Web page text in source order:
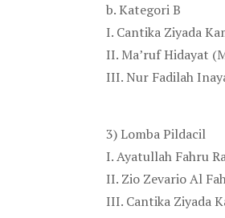
b. Kategori B
I. Cantika Ziyada
II. Ma’ruf Hidayat
III. Nur Fadilah
3) Lomba Pildacil
I. Ayatullah Fahru
II. Zio Zevario Al
III. Cantika Ziyada